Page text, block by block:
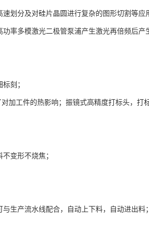
划分及对硅片晶圆进行复杂的图形切割等
率多模激光二极管泵浦产生激光再倍频后
刻；
加工件的热影响；振镜式高精度打标头，打
变形不烧焦；
生产流水线配合，自动上下料，自动进出料